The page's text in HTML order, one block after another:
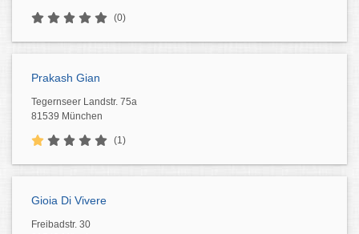
(0)
Prakash Gian
Tegernseer Landstr. 75a
81539 München
(1)
Gioia Di Vivere
Freibadstr. 30